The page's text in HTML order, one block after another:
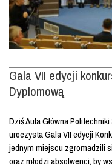
Gala VII edycji
Dyplomową
Dziś Aula Główna
uroczysta Gala VII edycji
jednym miejscu zgromadzili
oraz młodzi absolwenci, by